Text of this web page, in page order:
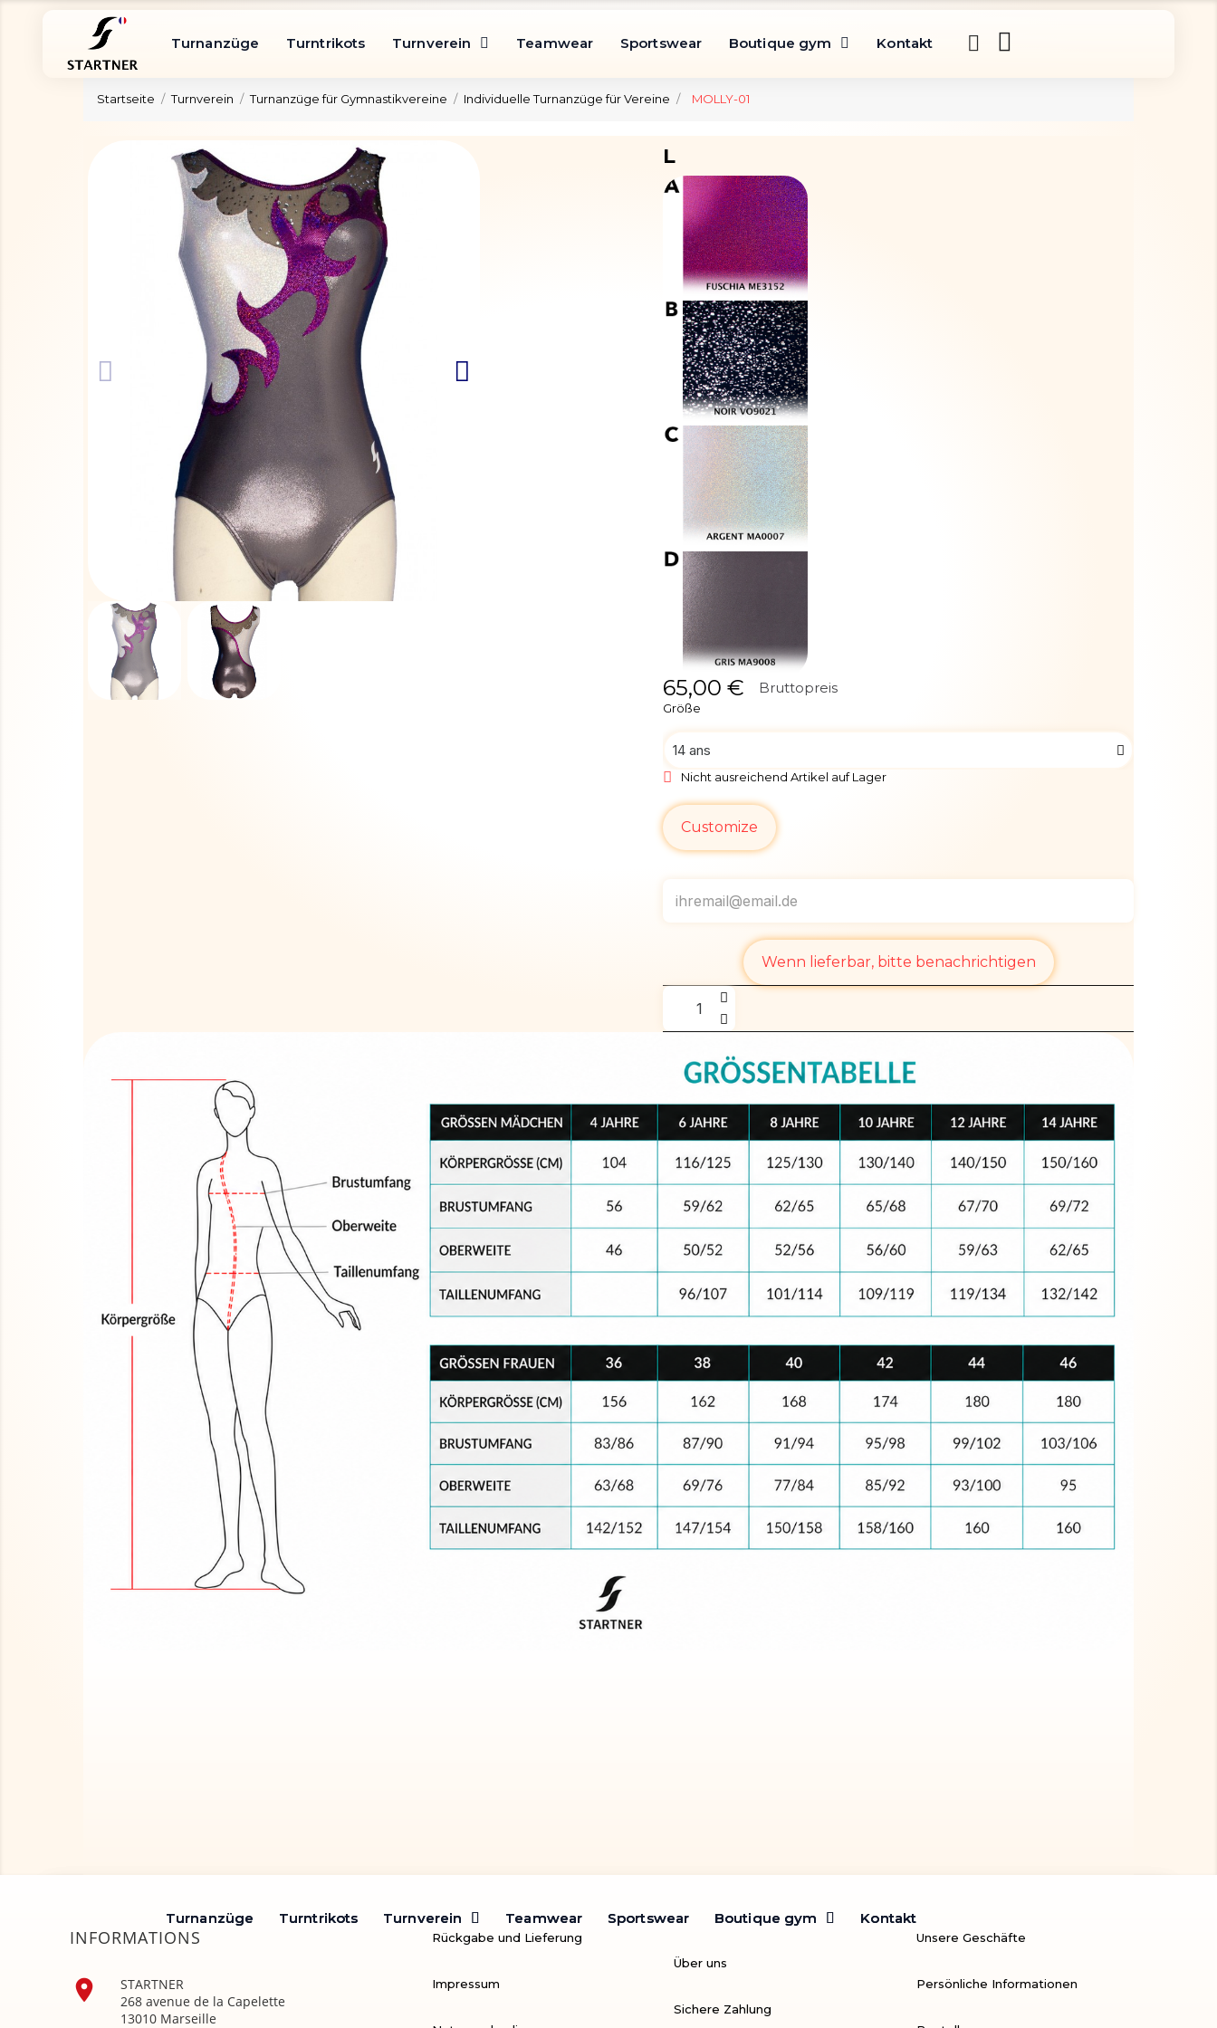
Turnanzüge Turntrikots Turnverein Teamwear Sportswear Boutique gym Kontakt
Startseite Turnverein Turnanzüge für Gymnastikvereine Individuelle Turnanzüge für Vereine MOLLY-01
L
65,00 € Bruttopreis
Größe
Nicht ausreichend Artikel auf Lager
Customize
Wenn lieferbar, bitte benachrichtigen
Turnanzüge Turntrikots Turnverein Teamwear Sportswear Boutique gym Kontakt
Turnanzüge Turntrikots Turnverein Teamwear Sportswear Boutique gym Kontakt
INFORMATIONS

STARTNER
268 avenue de la Capelette
13010 Marseille
Rückgabe und Lieferung
Impressum
Über uns
Sichere Zahlung
Unsere Geschäfte
Persönliche Informationen